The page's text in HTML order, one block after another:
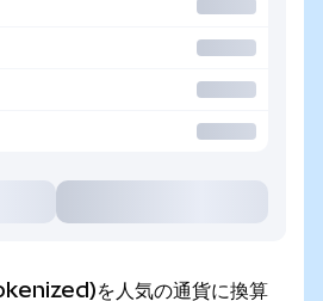
を人気の通貨に換算